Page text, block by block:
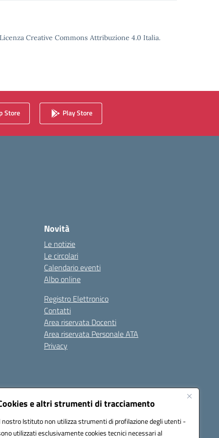
e altri strumenti di tracciamento
nostro Istituto non utilizza strumenti di profilazione degli utenti -
utilizzati esclusivamente cookies tecnici necessari al
Creative Commons Attribuzione 4.0 Italia.
Store Play Store
Novità
Le notizie
Le circolari
Calendario eventi
Albo online
Registro Elettronico
Contatti
Area riservata Docenti
Area riservata Personale ATA
Privacy